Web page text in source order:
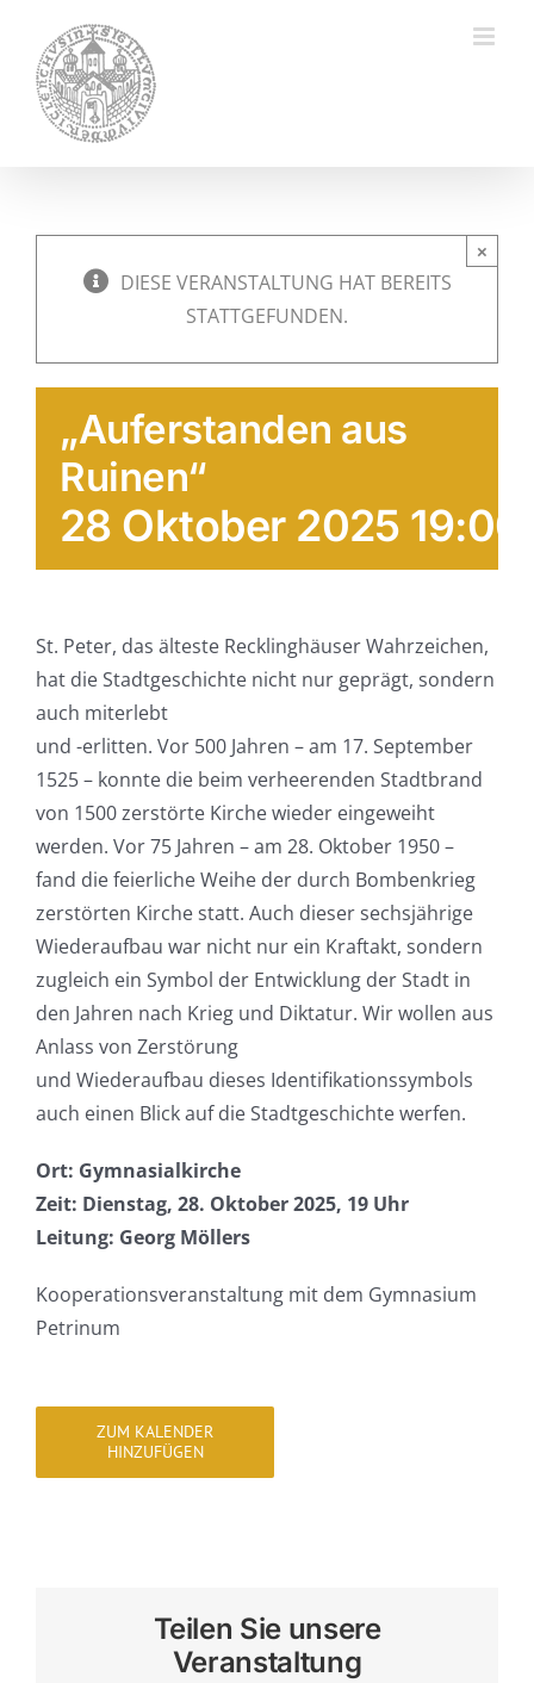
Inhalt
springen
DIESE VERANSTALTUNG HAT BEREITS
STATTGEFUNDEN.
×
„Auferstanden aus
Ruinen“
28 Oktober 2025 19:00
St. Peter, das älteste Recklinghäuser Wahrzeichen,
hat die Stadtgeschichte nicht nur geprägt, sondern
auch miterlebt
und -erlitten. Vor 500 Jahren – am 17. September
1525 – konnte die beim verheerenden Stadtbrand
von 1500 zerstörte Kirche wieder eingeweiht
werden. Vor 75 Jahren – am 28. Oktober 1950 –
fand die feierliche Weihe der durch Bombenkrieg
zerstörten Kirche statt. Auch dieser sechsjährige
Wiederaufbau war nicht nur ein Kraftakt, sondern
zugleich ein Symbol der Entwicklung der Stadt in
den Jahren nach Krieg und Diktatur. Wir wollen aus
Anlass von Zerstörung
und Wiederaufbau dieses Identifikationssymbols
auch einen Blick auf die Stadtgeschichte werfen.
Ort: Gymnasialkirche
Zeit: Dienstag, 28. Oktober 2025, 19 Uhr
Leitung: Georg Möllers
Kooperationsveranstaltung mit dem Gymnasium
Petrinum
ZUM KALENDER
HINZUFÜGEN
Teilen Sie unsere
Veranstaltung